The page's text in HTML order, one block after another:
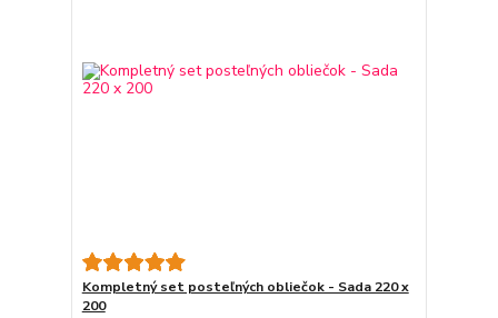
Kompletný set posteľných obliečok - Sada 220 x
200